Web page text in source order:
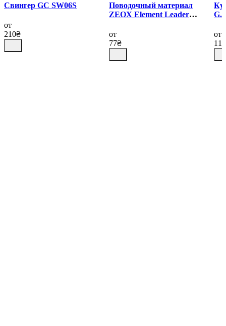
Свингер GC SW06S
от
210₴
Поводочный материал
ZEOX Element Leader
от
77₴
от